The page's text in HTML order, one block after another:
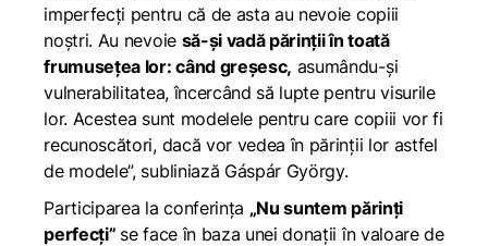
imperfecți pentru că de asta au nevoie copiii
noștri. Au nevoie să-și vadă părinții în toată
frumusețea lor: când greșesc, asumându-și
vulnerabilitatea, încercând să lupte pentru visurile
lor. Acestea sunt modelele pentru care copiii vor fi
recunoscători, dacă vor vedea în părinții lor astfel
de modele”, subliniază Gáspár György.
Participarea la conferința „Nu suntem părinți
perfecți” se face în baza unei donații în valoare de